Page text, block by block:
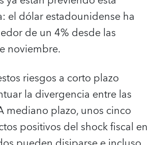
el dólar estadounidense ha
de un 4% desde las
noviembre.
riesgos a corto plazo
la divergencia entre las
mediano plazo, unos cinco
positivos del shock fiscal en